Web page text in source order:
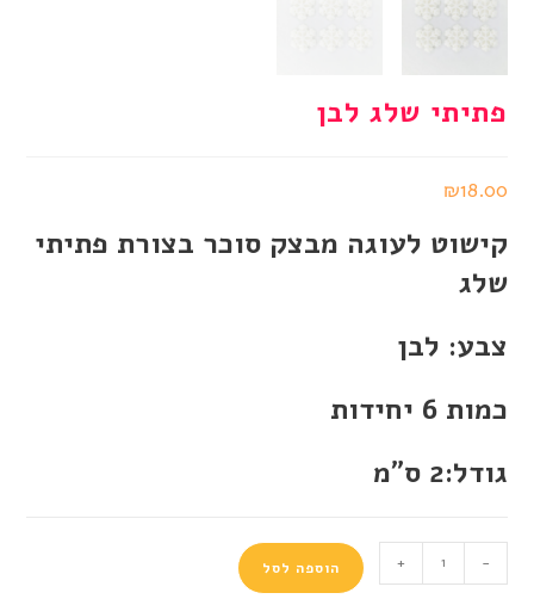
פתיתי שלג לבן
₪18.00
קישוט לעוגה מבצק סוכר בצורת פתיתי
שלג
צבע: לבן
כמות 6 יחידות
גודל:2 ס"מ
-
+ הוספה לסל